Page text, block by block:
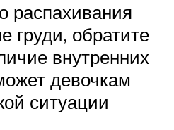
распахивания
груди, обратите
внутренних
девочкам
ситуации